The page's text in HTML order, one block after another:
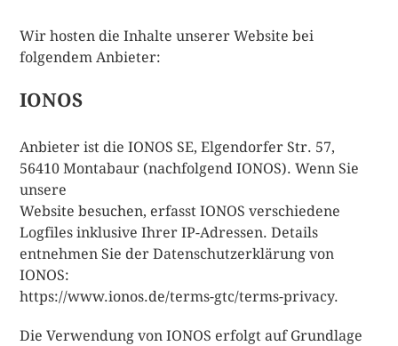
Wir hosten die Inhalte unserer Website bei
folgendem Anbieter:
IONOS
Anbieter ist die IONOS SE, Elgendorfer Str. 57,
56410 Montabaur (nachfolgend IONOS). Wenn Sie
unsere
Website besuchen, erfasst IONOS verschiedene
Logfiles inklusive Ihrer IP-Adressen. Details
entnehmen Sie der Datenschutzerklärung von
IONOS:
https://www.ionos.de/terms-gtc/terms-privacy.
Die Verwendung von IONOS erfolgt auf Grundlage